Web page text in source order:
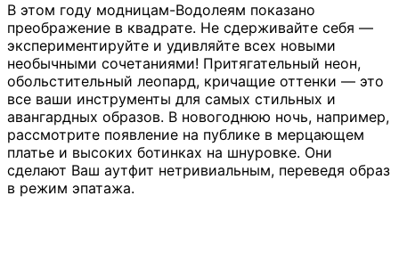
В этом году модницам-Водолеям показано
преображение в квадрате. Не сдерживайте себя —
экспериментируйте и удивляйте всех новыми
необычными сочетаниями! Притягательный неон,
обольстительный леопард, кричащие оттенки — это
все ваши инструменты для самых стильных и
авангардных образов. В новогоднюю ночь, например,
рассмотрите появление на публике в мерцающем
платье и высоких ботинках на шнуровке. Они
сделают Ваш аутфит нетривиальным, переведя образ
в режим эпатажа.